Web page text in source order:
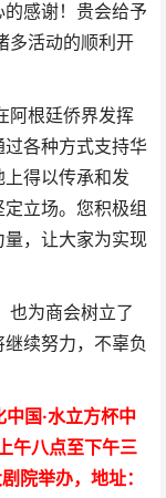
感谢！贵会给予
多活动的顺利开
阿根廷侨界发挥
各种方式支持华
得以传承和发
立场。您积极组
，让大家为实现
为商会树立了
续努力，不辜负
国·水立方杯中
午八点至下午三
院举办，地址：